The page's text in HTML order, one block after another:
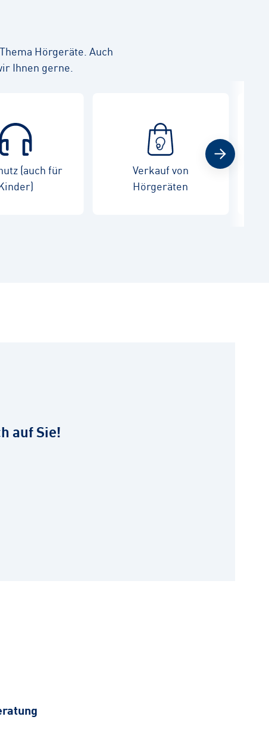
Hörgeräte. Auch
Ihnen gerne.
(auch für
Verkauf von
Hörgeräten
auf Sie!